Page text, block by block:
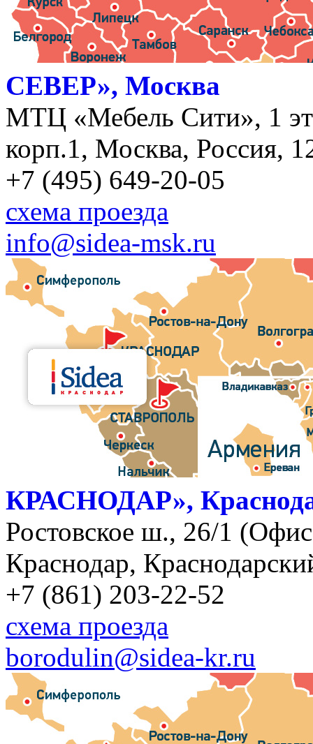
СЕВЕР», Москва
МТЦ «Мебель Сити», 1
корп.1, Москва, Россия,
+7 (495) 649-20-05
схема проезда
info@sidea-msk.ru
КРАСНОДАР»,
Ростовское ш., 26/1
Краснодар,
+7 (861) 203-22-52
схема проезда
borodulin@sidea-kr.ru